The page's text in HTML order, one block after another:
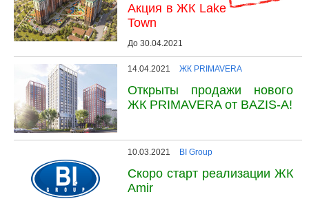
Акция в ЖК Lake
Town
До 30.04.2021
14.04.2021 ЖК PRIMAVERA
Открыты продажи нового
ЖК PRIMAVERA от BAZIS-A!
10.03.2021 BI Group
Скоро старт реализации ЖК
Amir